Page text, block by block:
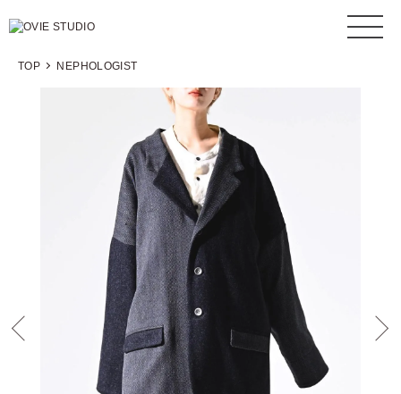
TOP NEPHOLOGIST